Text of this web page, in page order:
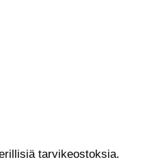
tarvikeostoksia.